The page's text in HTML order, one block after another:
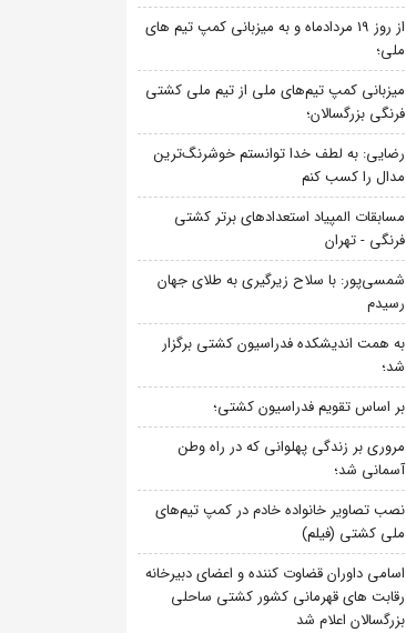
از روز 19 مردادماه و به میزبانی کمپ تیم های
ملی؛
میزبانی کمپ تیم‌های ملی از تیم ملی کشتی
فرنگی بزرگسالان؛
رضایی: به لطف خدا توانستم خوشرنگ‌ترین
مدال را کسب کنم
مسابقات المپیاد استعدادهای برتر کشتی
فرنگی - تهران
شمسی‌پور: با سلاح زیرگیری به طلای جهان
رسیدم
به همت اندیشکده فدراسیون کشتی برگزار
شد؛
بر اساس تقویم فدراسیون کشتی؛
مروری بر زندگی پهلوانی که در راه وطن
آسمانی شد؛
نصب تصاویر خانواده خادم در کمپ تیم‌های
ملی کشتی (فیلم)
اسامی داوران قضاوت کننده و اعضای دبیرخانه
رقابت های قهرمانی کشور کشتی ساحلی
بزرگسالان اعلام شد